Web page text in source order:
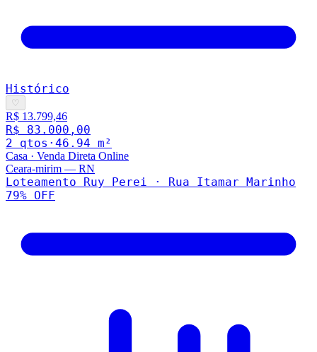
Histórico
♡
R$ 13.799,46
R$ 83.000,00
2 qtos · 46.94 m²
Casa · Venda Direta Online
Ceara-mirim — RN
Loteamento Ruy Perei · Rua Itamar Marinho
79% OFF